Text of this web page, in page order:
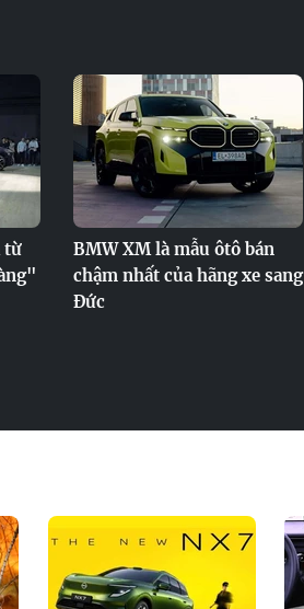
từ
BMW XM là mẫu ôtô bán
chậm nhất của hãng xe sang
Đức